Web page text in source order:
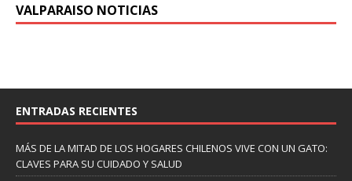
VALPARAISO NOTICIAS
ENTRADAS RECIENTES
MÁS DE LA MITAD DE LOS HOGARES CHILENOS VIVE CON UN GATO:
CLAVES PARA SU CUIDADO Y SALUD